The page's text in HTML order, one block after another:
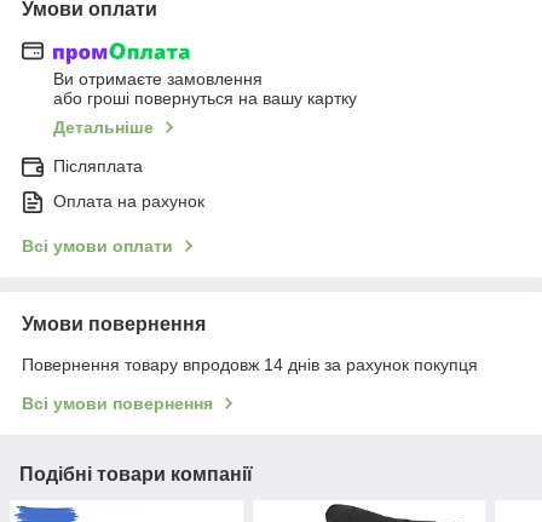
Умови оплати
Ви отримаєте замовлення
або гроші повернуться на вашу картку
Детальніше
Післяплата
Оплата на рахунок
Всі умови оплати
Умови повернення
Повернення товару впродовж 14 днів за рахунок покупця
Всі умови повернення
Подібні товари компанії